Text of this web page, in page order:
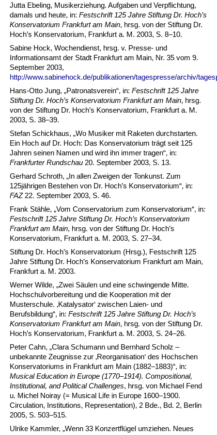
Jutta Ebeling, Musikerziehung. Aufgaben und Verpflichtung,
damals und heute, in: Festschrift 125 Jahre Stiftung Dr. Hoch’s
Konservatorium Frankfurt am Main, hrsg. von der Stiftung Dr.
Hoch’s Konservatorium, Frankfurt a. M. 2003, S. 8–10.
Sabine Hock, Wochendienst, hrsg. v. Presse- und
Informationsamt der Stadt Frankfurt am Main, Nr. 35 vom 9.
September 2003,
http://www.sabinehock.de/publikationen/tagespresse/archiv/
Hans-Otto Jung, „Patronatsverein“, in: Festschrift 125 Jahre
Stiftung Dr. Hoch’s Konservatorium Frankfurt am Main, hrsg.
von der Stiftung Dr. Hoch’s Konservatorium, Frankfurt a. M.
2003, S. 38–39.
Stefan Schickhaus, „Wo Musiker mit Raketen durchstarten.
Ein Hoch auf Dr. Hoch: Das Konservatorium trägt seit 125
Jahren seinen Namen und wird ihn immer tragen“, in:
Frankfurter Rundschau 20. September 2003, S. 13.
Gerhard Schroth, „In allen Zweigen der Tonkunst. Zum
125jährigen Bestehen von Dr. Hoch’s Konservatorium“, in:
FAZ22. September 2003, S. 46.
Frank Stähle, „Vom Conservatorium zum Konservatorium“, in:
Festschrift 125 Jahre Stiftung Dr. Hoch’s Konservatorium
Frankfurt am Main, hrsg. von der Stiftung Dr. Hoch’s
Konservatorium, Frankfurt a. M. 2003, S. 27–34.
Stiftung Dr. Hoch’s Konservatorium (Hrsg.), Festschrift 125
Jahre Stiftung Dr. Hoch’s Konservatorium Frankfurt am Main,
Frankfurt a. M. 2003.
Werner Wilde, „Zwei Säulen und eine schwingende Mitte.
Hochschulvorbereitung und die Kooperation mit der
Musterschule. ‚Katalysator‘ zwischen Laien- und
Berufsbildung“, in: Festschrift 125 Jahre Stiftung Dr. Hoch’s
Konservatorium Frankfurt am Main, hrsg. von der Stiftung Dr.
Hoch’s Konservatorium, Frankfurt a. M. 2003, S. 24–26.
Peter Cahn, „Clara Schumann und Bernhard Scholz –
unbekannte Zeugnisse zur ‚Reorganisation‘ des Hochschen
Konservatoriums in Frankfurt am Main (1882–1883)“, in:
Musical Education in Europe (1770–1914). Compositional,
Institutional, and Political Challenges, hrsg. von Michael Fend
u. Michel Noiray (= Musical Life in Europe 1600–1900.
Circulation, Institutions, Representation), 2 Bde., Bd. 2, Berlin
2005, S. 503–515.
Ulrike Kammler, „Wenn 33 Konzertflügel umziehen. Neues